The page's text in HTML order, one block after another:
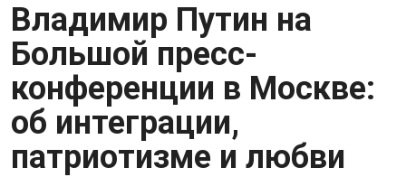
Владимир Путин на
Большой пресс-
конференции в Москве:
об интеграции,
патриотизме и любви